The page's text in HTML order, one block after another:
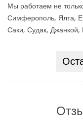
Мы работаем не
Симферополь, Ялта,
Саки, Судак, Джанкой,